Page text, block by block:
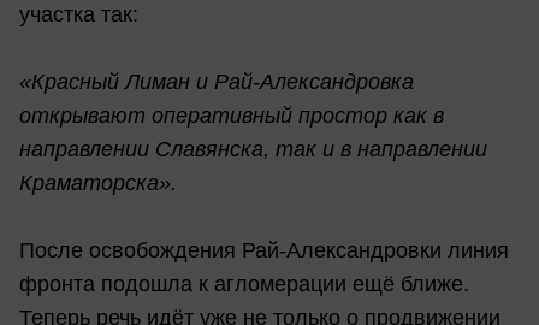
участка так:
«Красный Лиман и Рай-Александровка
открывают оперативный простор как в
направлении Славянска, так и в направлении
Краматорска».
После освобождения Рай-Александровки линия
фронта подошла к агломерации ещё ближе.
Теперь речь идёт уже не только о продвижении